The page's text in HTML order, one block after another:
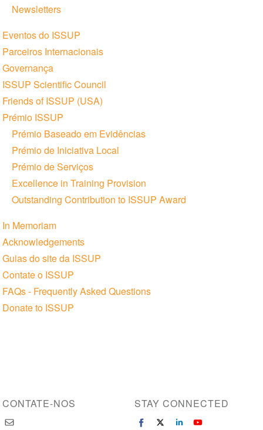
Newsletters
Eventos do ISSUP
Parceiros Internacionais
Governança
ISSUP Scientific Council
Friends of ISSUP (USA)
Prémio ISSUP
Prémio Baseado em Evidências
Prémio de Iniciativa Local
Prémio de Serviços
Excellence in Training Provision
Outstanding Contribution to ISSUP Award
In Memoriam
Acknowledgements
Guias do site da ISSUP
Contate o ISSUP
FAQs - Frequently Asked Questions
Donate to ISSUP
CONTATE-NOS STAY CONNECTED